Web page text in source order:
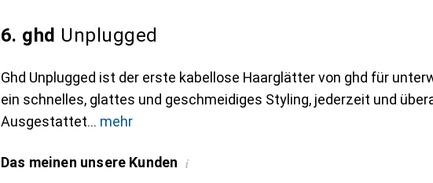
6. ghd Unplugged
Ghd Unplugged ist der erste kabellose Haarglätter von ghd für
ein schnelles, glattes und geschmeidiges Styling, jederzeit und
Ausgestattet
mehr
Das meinen unsere Kunden i